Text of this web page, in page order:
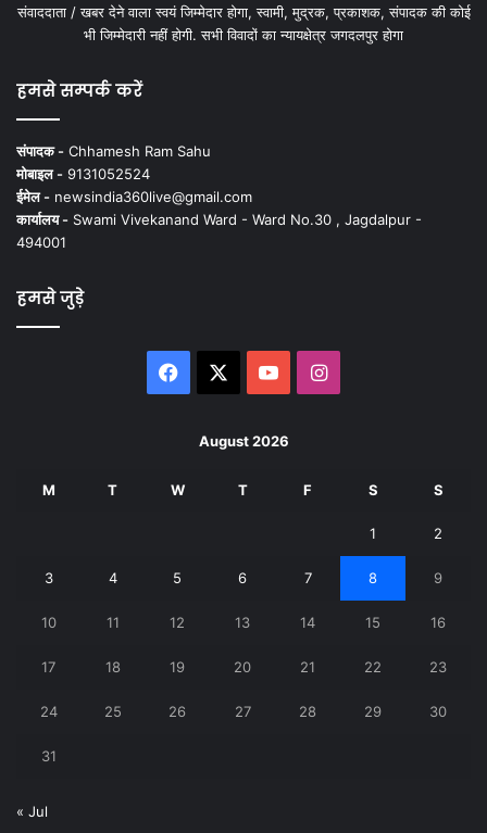
संवाददाता / खबर देने वाला स्वयं जिम्मेदार होगा, स्वामी, मुद्रक, प्रकाशक, संपादक की कोई
भी जिम्मेदारी नहीं होगी. सभी विवादों का न्यायक्षेत्र जगदलपुर होगा
हमसे सम्पर्क करें
संपादक - Chhamesh Ram Sahu
मोबाइल - 9131052524
ईमेल - newsindia360live@gmail.com
कार्यालय - Swami Vivekanand Ward - Ward No.30 , Jagdalpur -
494001
हमसे जुड़े
Facebook YouTubeInstagram
August 2026
M T W T F S S
1 2
3 4 5 6 7 8 9
10 11 12 13 14 15 16
17 18 19 20 21 22 23
24 25 26 27 28 29 30
31
« Jul